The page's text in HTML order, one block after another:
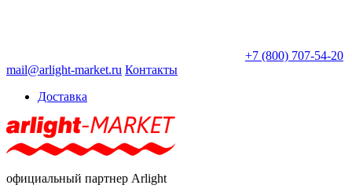
+7 (800) 707-54-20
mail@arlight-market.ru Контакты
Доставка
официальный партнер Arlight